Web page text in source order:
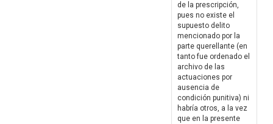
de la prescripción,
pues no existe el
supuesto delito
mencionado por la
parte querellante (en
tanto fue ordenado el
archivo de las
actuaciones por
ausencia de
condición punitiva) ni
habría otros, a la vez
que en la presente